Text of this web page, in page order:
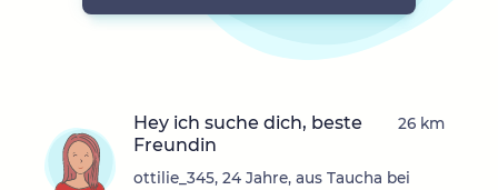
Hey ich suche dich, beste
Freundin
ottilie_345, 24 Jahre, aus Taucha bei
26 km